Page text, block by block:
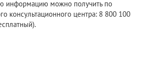
информацию можно получить по
консультационного центра: 8 800 100